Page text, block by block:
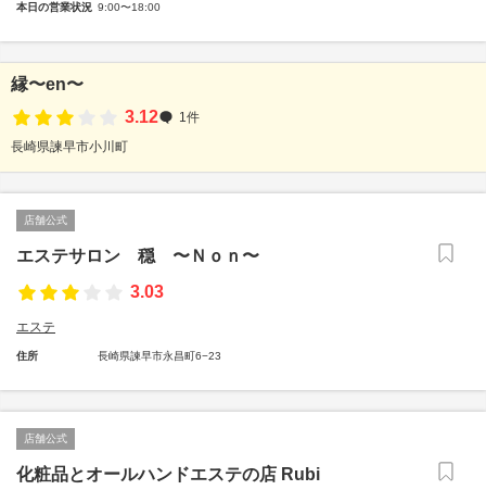
本日の営業状況 9:00〜18:00
縁〜en〜
3.12
1件
長崎県諫早市小川町
店舗公式
エステサロン 穏 〜Ｎｏｎ〜
3.03
エステ
住所 長崎県諫早市永昌町6−23
店舗公式
化粧品とオールハンドエステの店 Rubi